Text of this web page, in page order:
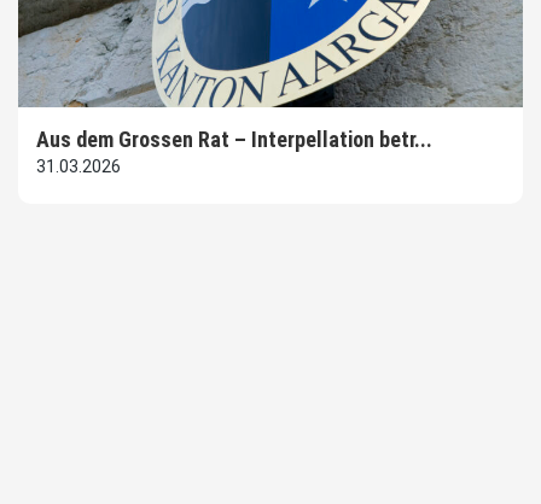
Aus dem Grossen Rat – Interpellation betr...
31.03.2026